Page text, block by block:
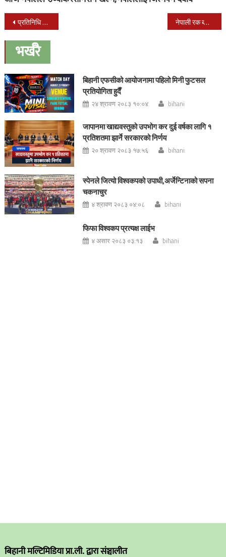
Post
navigation
प्रतिनिधि सभाको बैठक आज पनि बस्दै नेपाली रक ब्यान्ड ‘द एक्स’ पहिलो पटक जापान टुरमा आउँदै
भर्खरै
बिहानी एफसीको आयोजनामा पहिलो मिनी फुटसल
प्रतियोगिता हुदैँ
२४ श्रावण २०८३ १०:०४ bihani
जापानमा खाद्यवस्तुको उपभोग कर दुई वर्षका लागि १
प्रतिशतमा झार्ने सरकारको निर्णय
२० श्रावण २०८३ १७:५६ bihani
स्पेनले जित्यो विश्वकपको उपाधी,अर्जेन्टिनाको सपना
चकनाचुर
४ श्रावण २०८३ ०४:०८ bihani
फिफा विश्वकप प्रत्यक्ष लाईभ
४ असार २०८३ ०३:१३ bihani
बिहानी मल्टिमिडिया प्रा.ली. द्वारा संञ्चालीत